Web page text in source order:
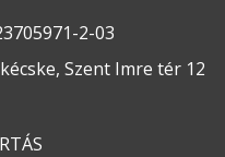
2-03
Szent Imre tér 12